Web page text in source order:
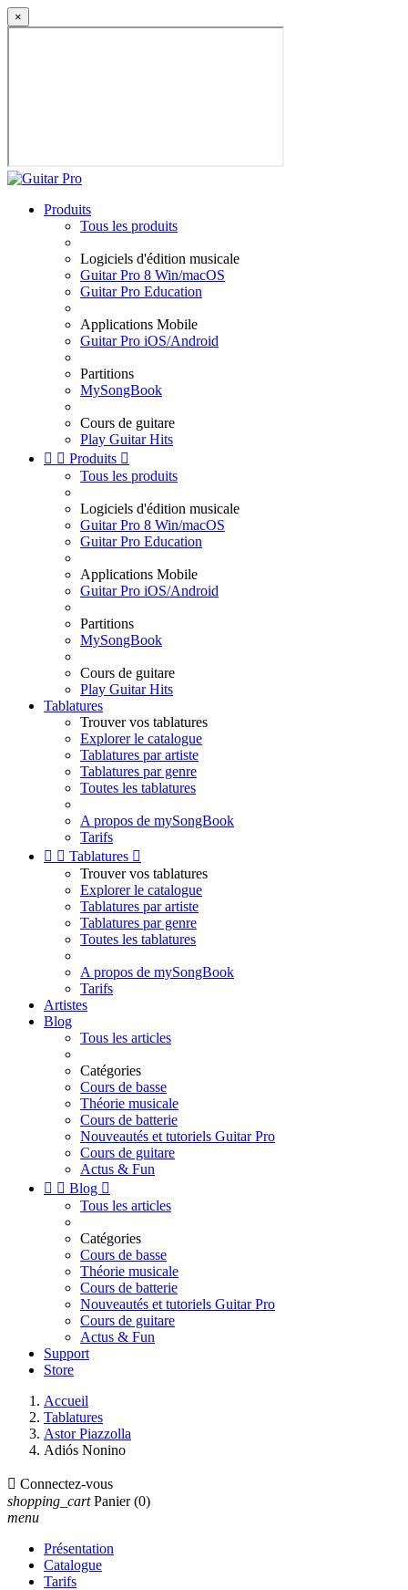
×
Produits
Tous les produits
Logiciels d'édition musicale
Guitar Pro 8 Win/macOS
Guitar Pro Education
Applications Mobile
Guitar Pro iOS/Android
Partitions
MySongBook
Cours de guitare
Play Guitar Hits
  Produits 
Tous les produits
Logiciels d'édition musicale
Guitar Pro 8 Win/macOS
Guitar Pro Education
Applications Mobile
Guitar Pro iOS/Android
Partitions
MySongBook
Cours de guitare
Play Guitar Hits
Tablatures
Trouver vos tablatures
Explorer le catalogue
Tablatures par artiste
Tablatures par genre
Toutes les tablatures
A propos de mySongBook
Tarifs
  Tablatures 
Trouver vos tablatures
Explorer le catalogue
Tablatures par artiste
Tablatures par genre
Toutes les tablatures
A propos de mySongBook
Tarifs
Artistes
Blog
Tous les articles
Catégories
Cours de basse
Théorie musicale
Cours de batterie
Nouveautés et tutoriels Guitar Pro
Cours de guitare
Actus & Fun
  Blog 
Tous les articles
Catégories
Cours de basse
Théorie musicale
Cours de batterie
Nouveautés et tutoriels Guitar Pro
Cours de guitare
Actus & Fun
Support
Store
Accueil
Tablatures
Astor Piazzolla
Adiós Nonino
 Connectez-vous
shopping_cart Panier (0)
menu
Présentation
Catalogue
Tarifs